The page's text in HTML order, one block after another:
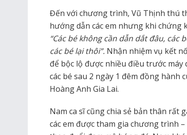
Đến với chương trình, Vũ Thịnh thú
hướng dẫn các em nhưng khi chứng
“Các bé không cần dẫn dắt đâu,
các bé lại thôi”. Nhận nhiệm vụ kết
để bộc lộ được nhiều điều trước
các bé sau 2 ngày 1 đêm đồng hành
Hoàng Anh Gia Lai.
Nam ca sĩ cũng chia sẻ bản thân rất
các em được tham gia chương trình